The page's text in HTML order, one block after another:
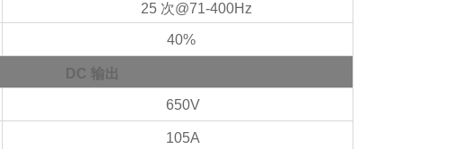
25 次@71-400Hz
40%
DC 输出
650V
105A